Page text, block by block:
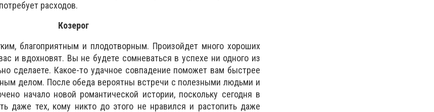
расходов.
Козерог
благоприятным и плодотворным. Произойдет много хороших
и вдохновят. Вы не будете сомневаться в успехе ни одного из
сделаете. Какое-то удачное совпадение поможет вам быстрее
делом. После обеда вероятны встречи с полезными людьми и
начало новой романтической истории, поскольку сегодня в
даже тех, кому никто до этого не нравился и растопить даже